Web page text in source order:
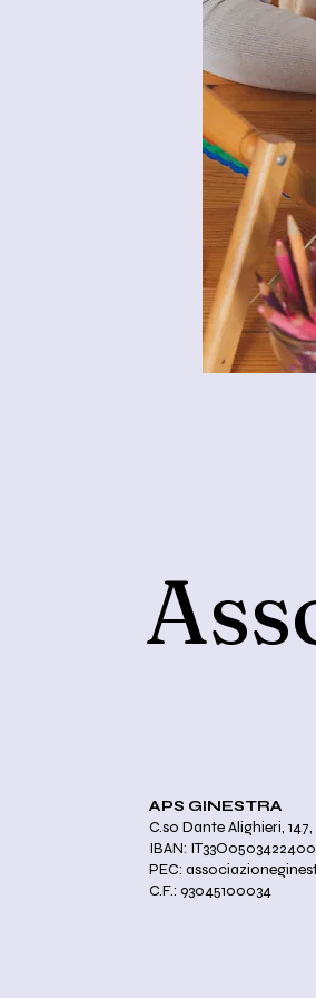
APS GINESTRA
C.so Dante Alighieri,
IBAN:
PEC:
C.F.: 93045100034